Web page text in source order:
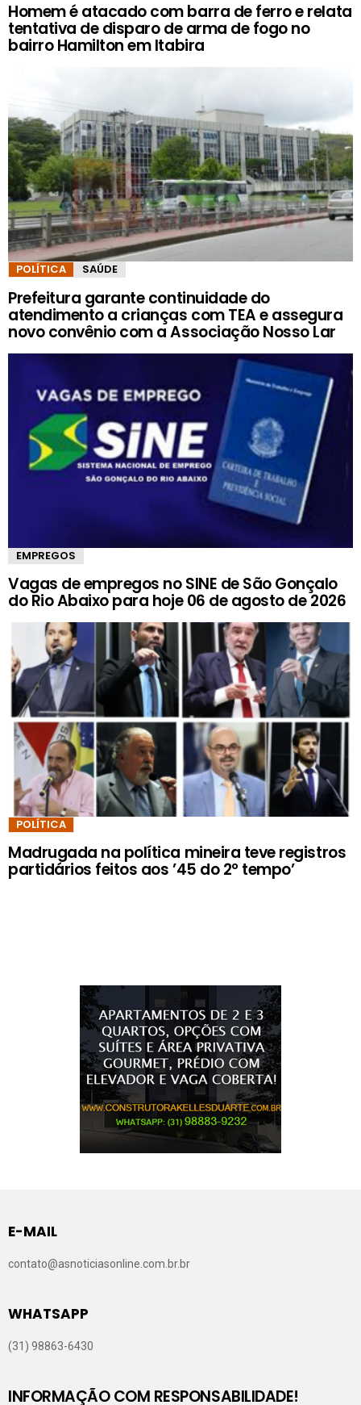
Homem é atacado com barra de ferro e relata
tentativa de disparo de arma de fogo no
bairro Hamilton em Itabira
POLÍTICA SAÚDE
Prefeitura garante continuidade do
atendimento a crianças com TEA e assegura
novo convênio com a Associação Nosso Lar
EMPREGOS
Vagas de empregos no SINE de São Gonçalo
do Rio Abaixo para hoje 06 de agosto de 2026
POLÍTICA
Madrugada na política mineira teve registros
partidários feitos aos ’45 do 2º tempo’
E-MAIL
contato@asnoticiasonline.com.br.br
WHATSAPP
(31) 98863-6430
INFORMAÇÃO COM RESPONSABILIDADE!